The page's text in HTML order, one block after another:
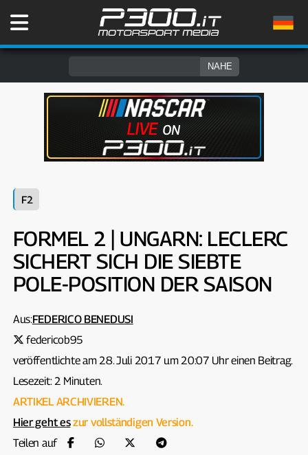
F2
FORMEL 2 | UNGARN: LECLERC
SICHERT SICH DIE SIEBTE
POLE-POSITION DER SAISON
Aus:FEDERICO BENEDUSI
federicob95
veröffentlichte am 28. Juli 2017 um 20:07 Uhr einen Beitrag.
Lesezeit: 2 Minuten.
ARTIKEL ARCHIVIEREN.
Hier geht eszur vollständigen Version.
Teilen auf